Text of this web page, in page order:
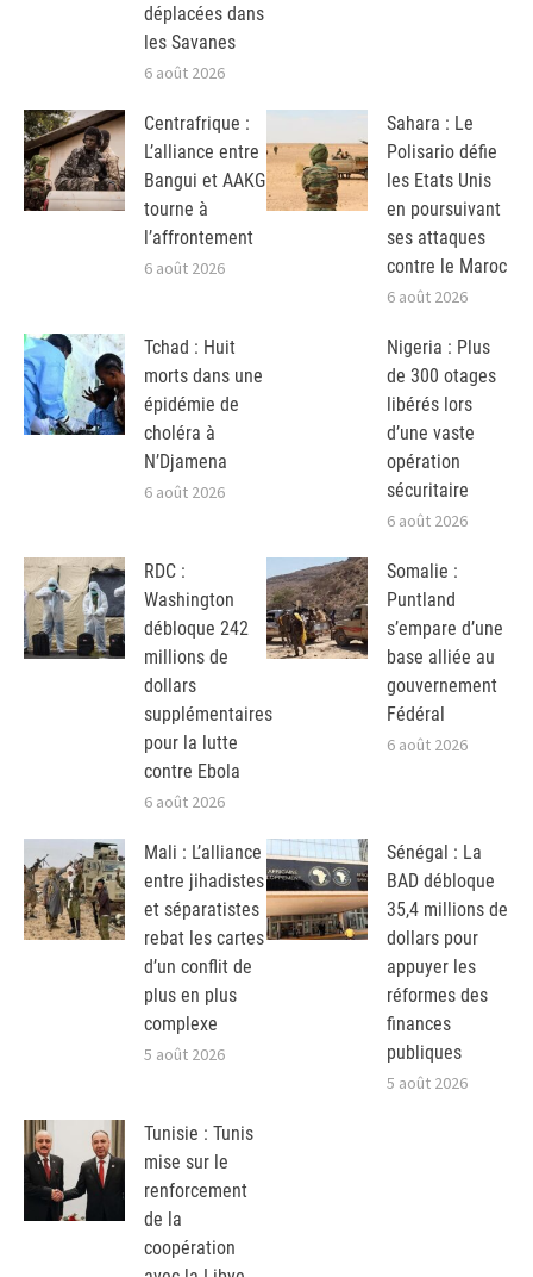
déplacées dans
les Savanes
6 août 2026
Centrafrique :
L’alliance entre
Bangui et AAKG
tourne à
l’affrontement
6 août 2026
Sahara : Le
Polisario défie
les Etats Unis
en poursuivant
ses attaques
contre le Maroc
6 août 2026
Tchad : Huit
morts dans une
épidémie de
choléra à
N’Djamena
6 août 2026
Nigeria : Plus
de 300 otages
libérés lors
d’une vaste
opération
sécuritaire
6 août 2026
RDC :
Washington
débloque 242
millions de
dollars
supplémentaires
pour la lutte
contre Ebola
6 août 2026
Somalie :
Puntland
s’empare d’une
base alliée au
gouvernement
Fédéral
6 août 2026
Mali : L’alliance
entre jihadistes
et séparatistes
rebat les cartes
d’un conflit de
plus en plus
complexe
5 août 2026
Sénégal : La
BAD débloque
35,4 millions de
dollars pour
appuyer les
réformes des
finances
publiques
5 août 2026
Tunisie : Tunis
mise sur le
renforcement
de la
coopération